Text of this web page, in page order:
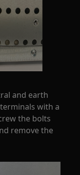
and earth
with a
the bolts
remove the